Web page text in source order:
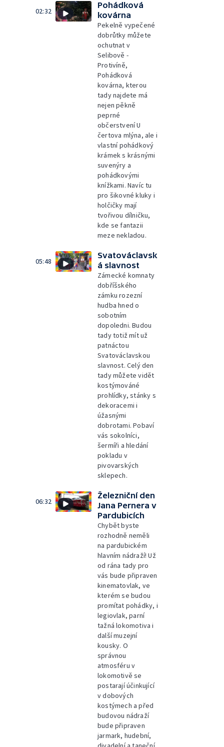
02:32
Pohádková
kovárna
Pekelně vypečené
dobrůtky můžete
ochutnat v
Selibově -
Protivíně,
Pohádková
kovárna, kterou
tady najdete má
nejen pěkně
peprné
občerstvení U
čertova mlýna, ale i
vlastní pohádkový
krámek s krásnými
suvenýry a
pohádkovými
knížkami. Navíc tu
pro šikovné kluky i
holčičky mají
tvořivou dílničku,
kde se fantazii
meze nekladou.
05:48
Svatováclavsk
á slavnost
Zámecké komnaty
dobříšského
zámku rozezní
hudba hned o
sobotním
dopoledni. Budou
tady totiž mít už
patnáctou
Svatováclavskou
slavnost. Celý den
tady můžete vidět
kostýmováné
prohlídky, stánky s
dekoracemi i
úžasnými
dobrotami. Pobaví
vás sokolníci,
šermíři a hledání
pokladu v
pivovarských
sklepech.
06:32
Železniční den
Jana Pernera v
Pardubicích
Chybět byste
rozhodně neměli
na pardubickém
hlavním nádraží! Už
od rána tady pro
vás bude připraven
kinematovlak, ve
kterém se budou
promítat pohádky, i
legiovlak, parní
tažná lokomotiva i
další muzejní
kousky. O
správnou
atmosféru v
lokomotivě se
postarají účinkující
v dobových
kostýmech a před
budovou nádraží
bude připraven
jarmark, hudební,